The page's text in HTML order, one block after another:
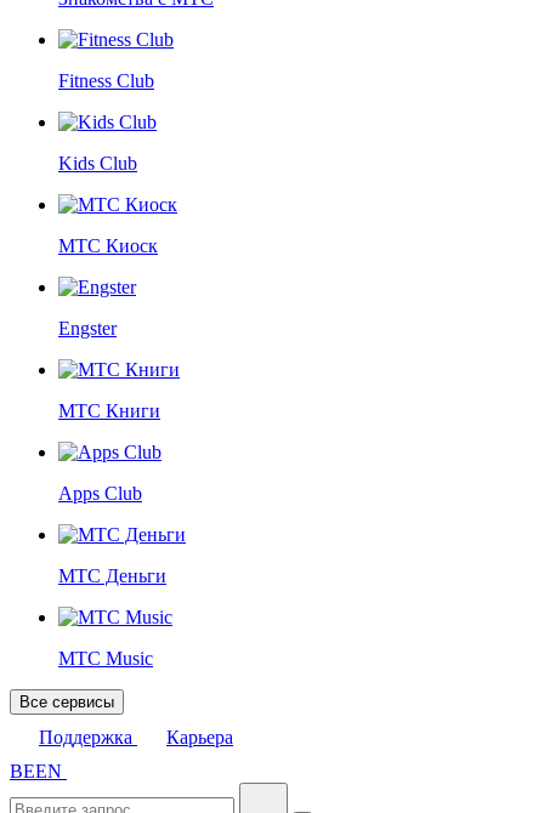
Fitness Club
Kids Club
МТС Киоск
Engster
МТС Книги
Apps Club
МТС Деньги
МТС Music
Все сервисы
Поддержка
Карьера
BEEN